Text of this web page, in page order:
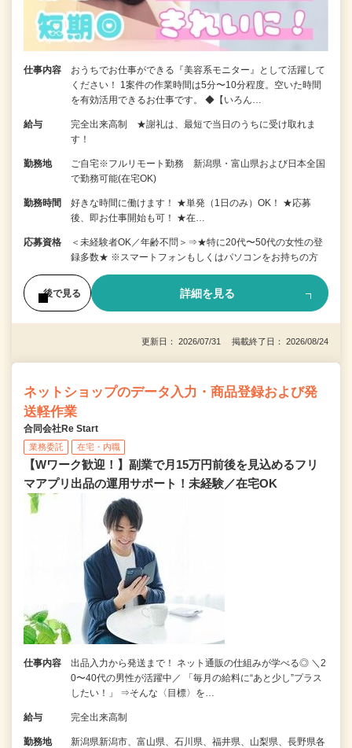
仕事内容
おうちでお仕事ができる『美容系モニター』として活躍して
ください！ 1案件の作業時間は5分〜10分程度。空いた時間
を有効活用できるお仕事です。 ◆【いろん…
給与
完全出来高制 ★謝礼は、最短で当日のうちに受け取れま
す！
勤務地
ご自宅※フルリモート勤務 新潟県・富山県および日本全国
で勤務可能(在宅OK)
勤務時間
好きな時間に働けます！ ★単発（1日のみ）OK！ ★応募
後、即お仕事開始も可！ ★在…
応募資格
＜未経験者OK／年齢不問＞⇒★特に20代〜50代の女性の登
録多数★ ※スマートフォンもしくはパソコンをお持ちの方
後で見る 詳細を見る
更新日： 2026/07/31 掲載終了日： 2026/08/24
ネットショップのデータ入力・商品登録および発
送軽作業
合同会社Re Start
業務委託 在宅・内職
【Wワーク歓迎！】副業で月15万円前後を見込めるフリ
マアプリ出品の運用サポート！未経験／在宅OK
仕事内容
出品入力から発送まで！ ネット通販の仕組みが学べる◎ ＼2
0〜40代の男性が活躍中／ 「毎月の給料に“あと少し”プラス
したい！」 ⇒そんな〈目標〉を…
給与 完全出来高制
勤務地
新潟県新潟市、富山県、石川県、福井県、山梨県、長野県各